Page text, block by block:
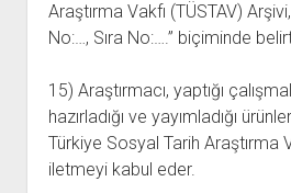
Araştırma Vakfı (TÜSTAV)
No:…, Sıra No:….” biçiminde
15) Araştırmacı, yaptığı
hazırladığı ve yayımladığı
Türkiye Sosyal Tarih Araştırma
iletmeyi kabul eder.